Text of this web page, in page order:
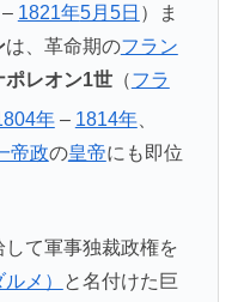
– 1821年5月5日 ）ま
は、革命期のフラン
ポレオン1世（フラ
年– 1814年、
帝政の皇帝にも即位
て軍事独裁政権を
メ）
と名付けた巨